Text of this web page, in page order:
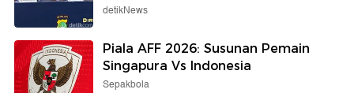
detikNews
Piala AFF 2026: Susunan Pemain
Singapura Vs Indonesia
Sepakbola